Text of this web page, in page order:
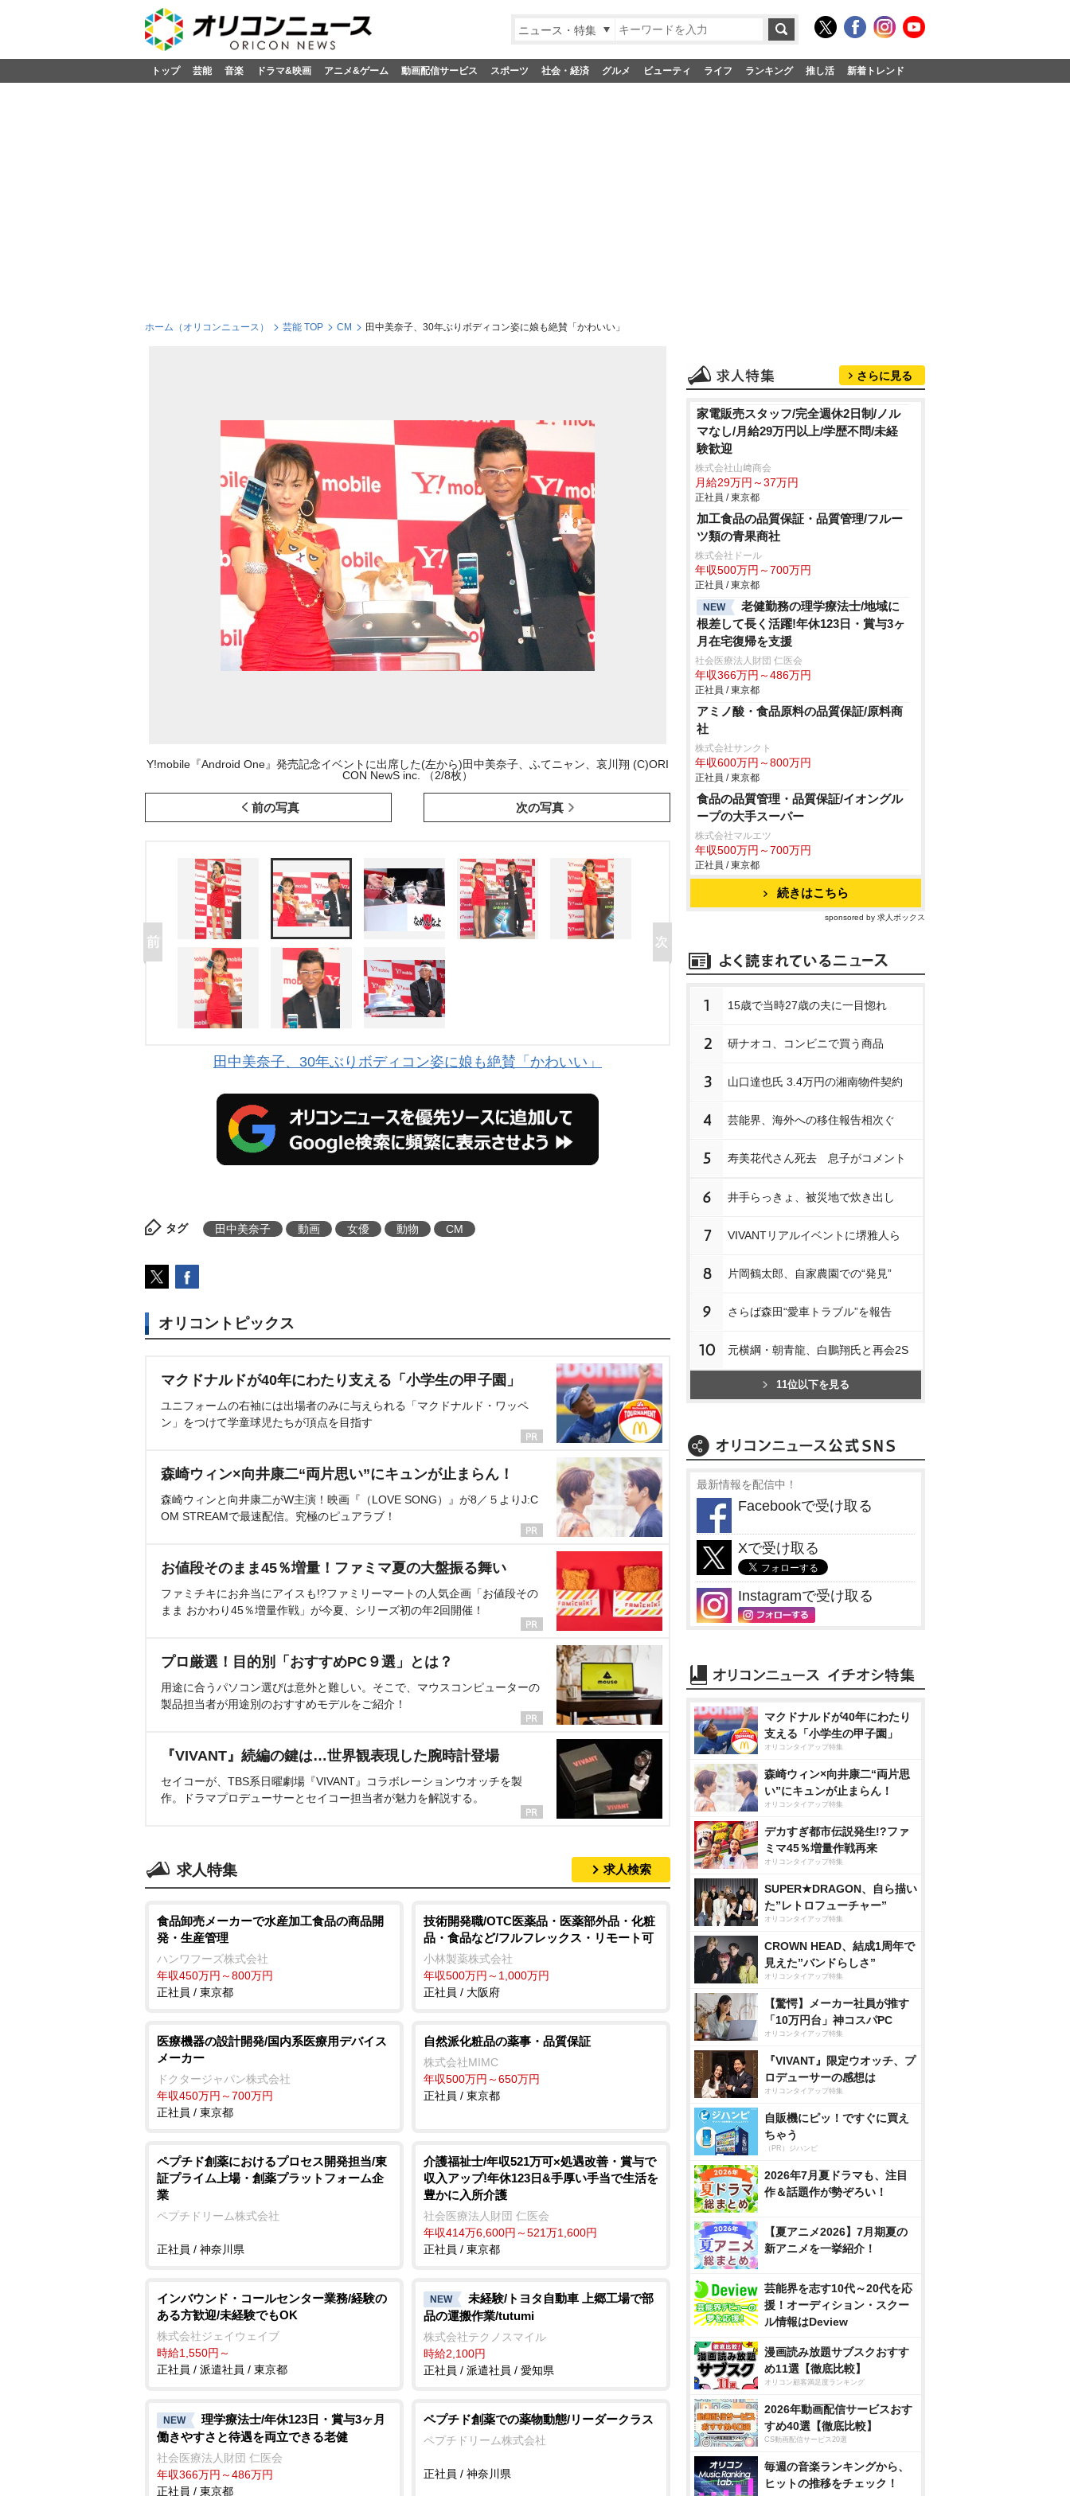
ニュース・特集
トップ 芸能 音楽 ドラマ&映画 アニメ&ゲーム 動画配信サービス スポーツ 社会・経済 グルメ ビューティ ライフ ランキング 推し活 新着トレンド
ホーム（オリコンニュース） 芸能 TOP CM 田中美奈子、30年ぶりボディコン姿に娘も絶賛「かわいい」
Y!mobile『Android One』発売記念イベントに出席した(左から)田中美奈子、ふてニャン、哀川翔 (C)ORI
CON NewS inc. （2/8枚）
前の写真 次の写真
田中美奈子、30年ぶりボディコン姿に娘も絶賛「かわいい」
タグ 田中美奈子 動画 女優 動物 CM
オリコントピックス
マクドナルドが40年にわたり支える「小学生の甲子園」
ユニフォームの右袖には出場者のみに与えられる「マクドナルド・ワッペ
ン」をつけて学童球児たちが頂点を目指す
森崎ウィン×向井康二“両片思い”にキュンが止まらん！
森崎ウィンと向井康二がW主演！映画『（LOVE SONG）』が8／５よりJ:C
OM STREAMで最速配信。究極のピュアラブ！
お値段そのまま45％増量！ファミマ夏の大盤振る舞い
ファミチキにお弁当にアイスも!?ファミリーマートの人気企画「お値段その
まま おかわり45％増量作戦」が今夏、シリーズ初の年2回開催！
プロ厳選！目的別「おすすめPC９選」とは？
用途に合うパソコン選びは意外と難しい。そこで、マウスコンピューターの
製品担当者が用途別のおすすめモデルをご紹介！
『VIVANT』続編の鍵は…世界観表現した腕時計登場
セイコーが、TBS系日曜劇場『VIVANT』コラボレーションウオッチを製
作。ドラマプロデューサーとセイコー担当者が魅力を解説する。
求人特集 求人検索
食品卸売メーカーで水産加工食品の商品開
発・生産管理
ハンワフーズ株式会社
年収450万円～800万円
正社員 / 東京都
技術開発職/OTC医薬品・医薬部外品・化粧
品・食品など/フルフレックス・リモート可
小林製薬株式会社
年収500万円～1,000万円
正社員 / 大阪府
医療機器の設計開発/国内系医療用デバイス
メーカー
ドクタージャパン株式会社
年収450万円～700万円
正社員 / 東京都
自然派化粧品の薬事・品質保証
株式会社MIMC
年収500万円～650万円
正社員 / 東京都
ペプチド創薬におけるプロセス開発担当/東
証プライム上場・創薬プラットフォーム企
業
ペプチドリーム株式会社
正社員 / 神奈川県
介護福祉士/年収521万可×処遇改善・賞与で
収入アップ!年休123日&手厚い手当で生活を
豊かに入所介護
社会医療法人財団 仁医会
年収414万6,600円～521万1,600円
正社員 / 東京都
インバウンド・コールセンター業務/経験の
ある方歓迎/未経験でもOK
株式会社ジェイウェイブ
時給1,550円～
正社員 / 派遣社員 / 東京都
NEW
未経験/トヨタ自動車 上郷工場で部
品の運搬作業/tutumi
株式会社テクノスマイル
時給2,100円
正社員 / 派遣社員 / 愛知県
NEW
理学療法士/年休123日・賞与3ヶ月
働きやすさと待遇を両立できる老健
社会医療法人財団 仁医会
年収366万円～486万円
正社員 / 東京都
ペプチド創薬での薬物動態/リーダークラス
ペプチドリーム株式会社
正社員 / 神奈川県
さらに見る
家電販売スタッフ/完全週休2日制/ノル
マなし/月給29万円以上/学歴不問/未経
験歓迎
株式会社山﨑商会
月給29万円～37万円
正社員 / 東京都
加工食品の品質保証・品質管理/フルー
ツ類の青果商社
株式会社ドール
年収500万円～700万円
正社員 / 東京都
NEW
老健勤務の理学療法士/地域に
根差して長く活躍!年休123日・賞与3ヶ
月在宅復帰を支援
社会医療法人財団 仁医会
年収366万円～486万円
正社員 / 東京都
アミノ酸・食品原料の品質保証/原料商
社
株式会社サンクト
年収600万円～800万円
正社員 / 東京都
食品の品質管理・品質保証/イオングル
ープの大手スーパー
株式会社マルエツ
年収500万円～700万円
正社員 / 東京都
続きはこちら
sponsored by 求人ボックス
1 15歳で当時27歳の夫に一目惚れ
2 研ナオコ、コンビニで買う商品
3 山口達也氏 3.4万円の湘南物件契約
4 芸能界、海外への移住報告相次ぐ
5 寿美花代さん死去 息子がコメント
6 井手らっきょ、被災地で炊き出し
7 VIVANTリアルイベントに堺雅人ら
8 片岡鶴太郎、自家農園での“発見”
9 さらば森田“愛車トラブル”を報告
10 元横綱・朝青龍、白鵬翔氏と再会2S
11位以下を見る
最新情報を配信中！
Facebookで受け取る
Xで受け取る
Instagramで受け取る
マクドナルドが40年にわたり
支える「小学生の甲子園」
オリコンタイアップ特集
森崎ウィン×向井康二“両片思
い”にキュンが止まらん！
オリコンタイアップ特集
デカすぎ都市伝説発生!?ファ
ミマ45％増量作戦再来
オリコンタイアップ特集
SUPER★DRAGON、自ら描い
た”レトロフューチャー”
オリコンタイアップ特集
CROWN HEAD、結成1周年で
見えた”バンドらしさ”
オリコンタイアップ特集
【驚愕】メーカー社員が推す
「10万円台」神コスパPC
オリコンタイアップ特集
『VIVANT』限定ウオッチ、プ
ロデューサーの感想は
オリコンタイアップ特集
自販機にピッ！ですぐに買え
ちゃう
（PR）ジハンピ
2026年7月夏ドラマも、注目
作＆話題作が勢ぞろい！
【夏アニメ2026】7月期夏の
新アニメを一挙紹介！
芸能界を志す10代～20代を応
援！オーディション・スクー
ル情報はDeview
漫画読み放題サブスクおすす
め11選【徹底比較】
オリコン顧客満足度ランキング
2026年動画配信サービスおす
すめ40選【徹底比較】
CS動画配信サービス20選
毎週の音楽ランキングから、
ヒットの推移をチェック！